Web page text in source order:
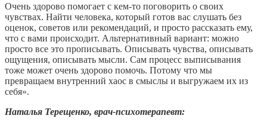
Очень здорово помогает с кем-то поговорить о своих
чувствах. Найти человека, который готов вас слушать без
оценок, советов или рекомендаций, и просто рассказать ему,
что с вами происходит. Альтернативный вариант: можно
просто все это прописывать. Описывать чувства, описывать
ощущения, описывать мысли. Сам процесс выписывания
тоже может очень здорово помочь. Потому что мы
превращаем внутренний хаос в смыслы и выгружаем их из
себя».
Наталья Терещенко, врач-психотерапевт: